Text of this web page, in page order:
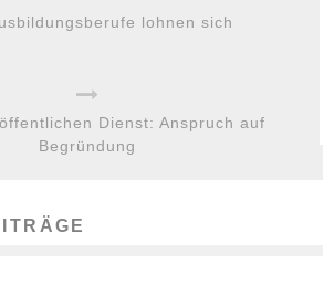
lohnen sich
Dienst: Anspruch auf
Begründung